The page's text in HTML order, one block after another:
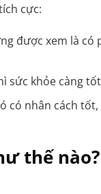
cực:
được xem là có
sức khỏe càng
có nhân cách
thế nào?